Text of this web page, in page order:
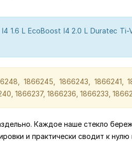
1.6 L EcoBoost I4 2.0 L Duratec
1866245, 1866243, 1866241,
1866237, 1866236, 1866233,
Каждое наше стекло
и практически сводит к